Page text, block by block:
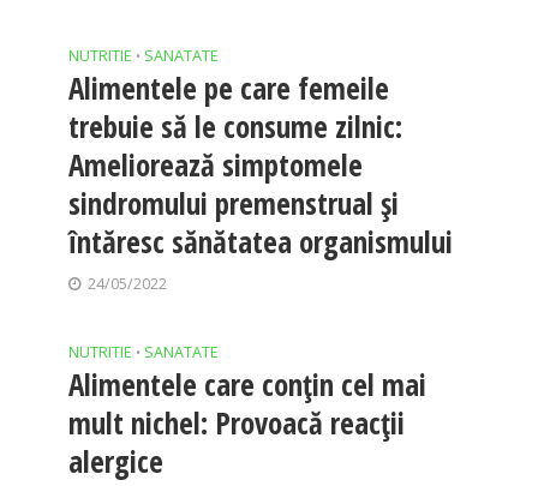
NUTRITIE • SANATATE
Alimentele pe care femeile
trebuie să le consume zilnic:
Ameliorează simptomele
sindromului premenstrual și
întăresc sănătatea organismului
24/05/2022
NUTRITIE • SANATATE
Alimentele care conțin cel mai
mult nichel: Provoacă reacții
alergice